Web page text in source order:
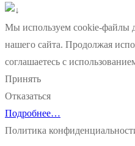
Мы используем cookie-файлы
нашего сайта. Продолжая
соглашаетесь с
Принять
Отказаться
Подробнее…
Политика